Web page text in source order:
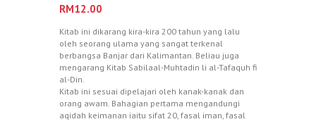
RM12.00
Kitab ini dikarang kira-kira 200 tahun yang lalu
oleh seorang ulama yang sangat terkenal
berbangsa Banjar dari Kalimantan. Beliau juga
mengarang Kitab Sabilaal-Muhtadin li al-Tafaquh fi
al-Din.
Kitab ini sesuai dipelajari oleh kanak-kanak dan
orang awam. Bahagian pertama mengandungi
aqidah keimanan iaitu sifat 20, fasal iman, fasal